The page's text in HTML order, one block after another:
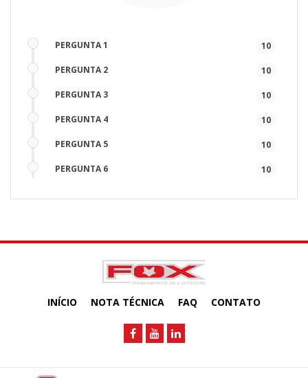
PERGUNTA 1 10
PERGUNTA 2 10
PERGUNTA 3 10
PERGUNTA 4 10
PERGUNTA 5 10
PERGUNTA 6 10
PERGUNTA 9
10
PERGUNTA 10
INÍCIO NOTA TÉCNICA FAQ CONTATO